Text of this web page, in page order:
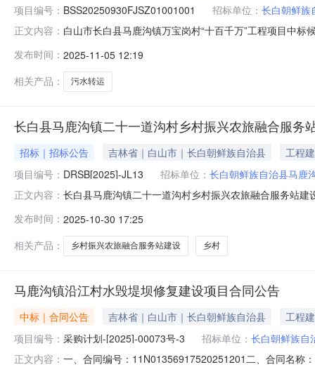
项目编号： BSS20250930FJSZ01001001 招标单位： 长白朝鲜族
正文内容： 白山市长白县马鹿沟镇万宝岗村“十百千万”工程项目中
别建筑面积0投标最高限价5798151开标日期2025-11-
发布时间： 2025-11-05 12:19
相关产品：
污水转运
长白县马鹿沟镇二十一道沟村乡村振兴农旅融合服务
招标｜招标公告 吉林省｜白山市｜长白朝鲜族自治县
工程
项目编号： DRSB[2025]-JL13 招标单位： 长白朝鲜族自治县马鹿
正文内容： 长白县马鹿沟镇二十一道沟村乡村振兴农旅融合服务站
村乡村振兴农旅融合服务站建设项目可行性研究报告的
发布时间： 2025-10-30 17:25
相关产品：
乡村振兴农旅融合服务站建设 乡村
马鹿沟镇沿江村水毁堤坝修复建设项目合同公告
中标｜合同公告 吉林省｜白山市｜长白朝鲜族自治县
工程
项目编号： 采购计划-[2025]-00073号-3 招标单位： 长白朝鲜族自
正文内容： 一、合同编号：11N01356917520251201二、合同名称